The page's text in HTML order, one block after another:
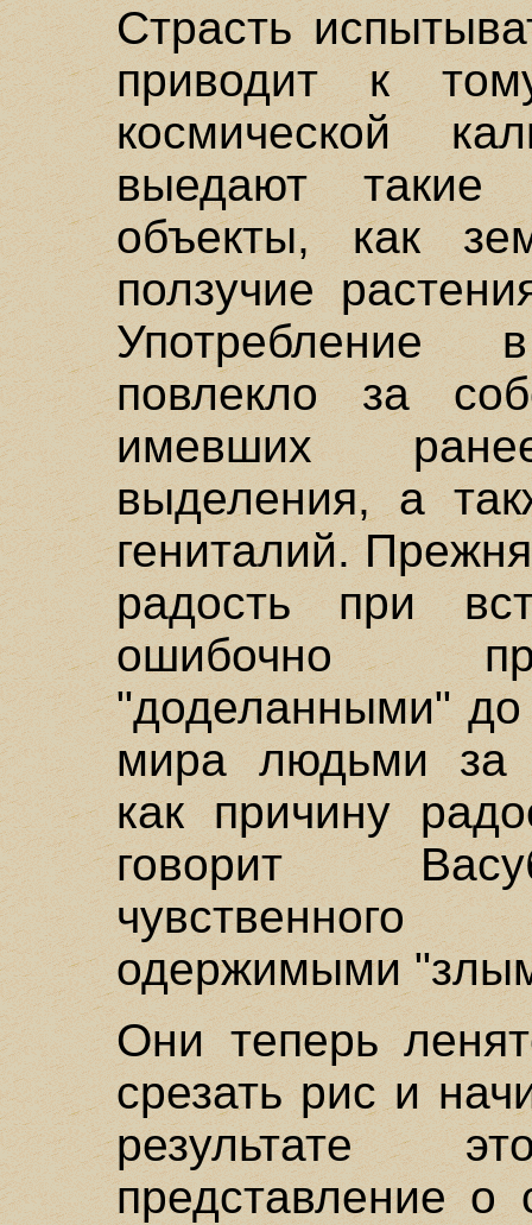
Страсть
приводит к
космической
выедают такие
объекты, как
ползучие
Употребление
повлекло за
имевших
выделения, а
гениталий.
радость при
ошибочно
"доделанными" до
мира людьми за
как причину
говорит
одержимыми
Они теперь
срезать рис и
результате
представление о